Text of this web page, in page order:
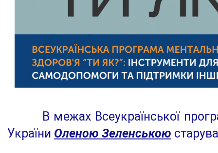
В межах Всеукраїнської
України Оленою Зеленською